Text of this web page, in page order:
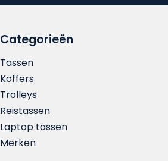
Categorieën
Tassen
Koffers
Trolleys
Reistassen
Laptop tassen
Merken